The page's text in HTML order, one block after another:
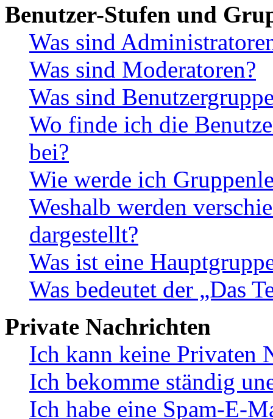
Benutzer-Stufen und
Was sind
Was sind Moderatoren?
Was sind
Wo finde ich die
bei?
Wie werde ich
Weshalb werden
dargestellt?
Was ist eine
Was bedeutet der „Das
Private Nachrichten
Ich kann keine Privaten
Ich bekomme ständig
Ich habe eine Spam-E-